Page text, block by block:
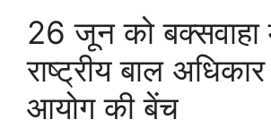
26 जून को बक्सवाहा
राष्ट्रीय बाल
आयोग की बेंच